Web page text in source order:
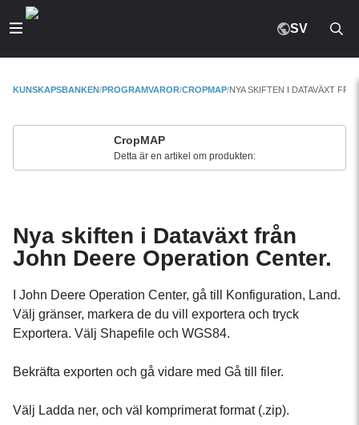
SV
KUNSKAPSBANKEN PROGRAMVAROR CROPMAP NYA SKIFTEN I DATAVÄXT
CropMAP
Detta är en artikel om produkten:
Nya skiften i Dataväxt från
John Deere Operation Center.
I John Deere Operation Center, gå till Konfiguration, Land.
Välj gränser, markera de du vill exportera och tryck
Exportera. Välj Shapefile och WGS84.
Bekräfta exporten och gå vidare med Gå till filer.
Välj Ladda ner, och väl komprimerat format (.zip).